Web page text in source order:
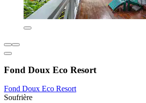
Fond Doux Eco Resort
Fond Doux Eco Resort
Soufrière